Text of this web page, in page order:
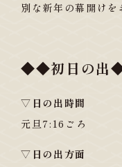
別な新年の幕開け
◆◆初日の
▽日の出時間
元旦7:16ごろ
▽日の出方面